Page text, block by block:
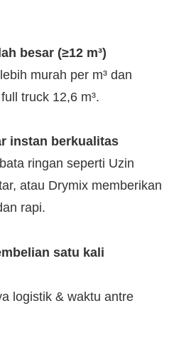
besar (≥12 m³)
murah per m³ dan
truck 12,6 m³.
instan berkualitas
ringan seperti Uzin
atau Drymix memberikan
rapi.
satu kali
logistik & waktu antre